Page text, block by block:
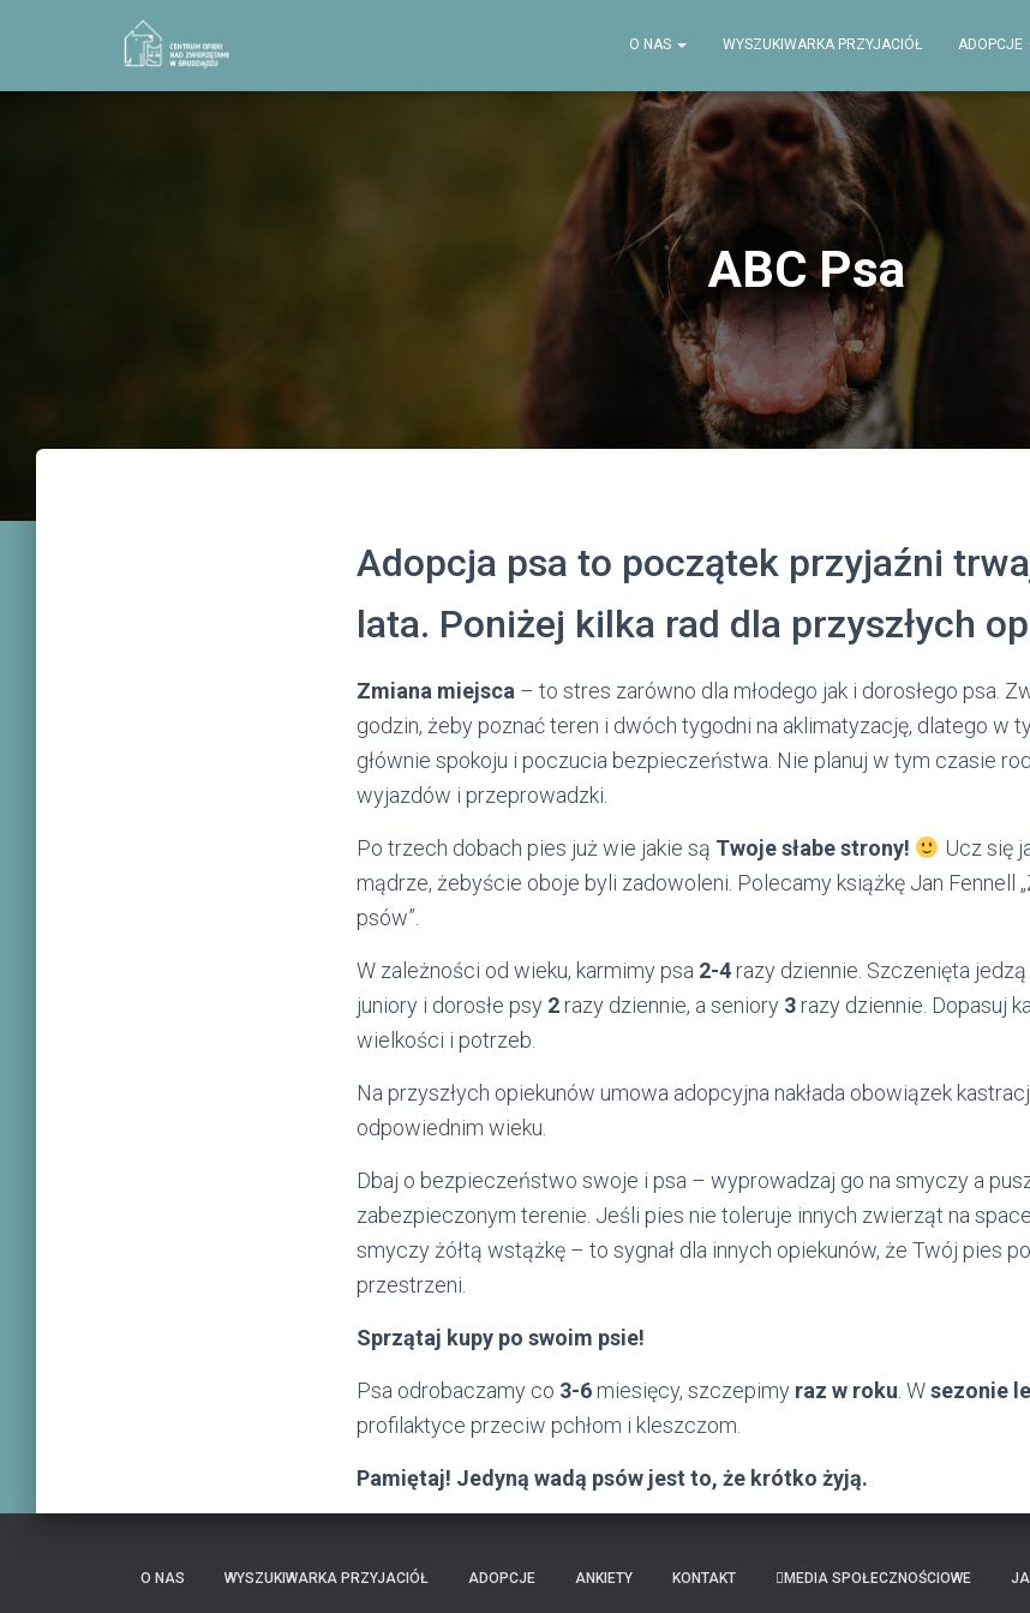
O NAS WYSZUKIWARKA PRZYJACIÓŁ ADOPCJE
ABC Psa
Adopcja psa to początek przyjaźni
lata. Poniżej kilka rad dla przyszłych
Zmiana miejsca – to stres zarówno dla młodego jak i dorosłego psa.
godzin, żeby poznać teren i dwóch tygodni na aklimatyzację, dlatego w
głównie spokoju i poczucia bezpieczeństwa. Nie planuj w tym czasie
wyjazdów i przeprowadzki.
Po trzech dobach pies już wie jakie są Twoje słabe strony!
Ucz się
mądrze, żebyście oboje byli zadowoleni. Polecamy książkę Jan Fennell
psów”.
W zależności od wieku, karmimy psa 2-4 razy dziennie. Szczenięta jedzą
juniory i dorosłe psy 2 razy dziennie, a seniory 3 razy dziennie. Dopasuj
wielkości i potrzeb.
Na przyszłych opiekunów umowa adopcyjna nakłada obowiązek
odpowiednim wieku.
Dbaj o bezpieczeństwo swoje i psa – wyprowadzaj go na smyczy a
zabezpieczonym terenie. Jeśli pies nie toleruje innych zwierząt na
smyczy żółtą wstążkę – to sygnał dla innych opiekunów, że Twój pies
przestrzeni.
Sprzątaj kupy po swoim psie!
Psa odrobaczamy co 3-6 miesięcy, szczepimy raz w roku . Wsezonie
profilaktyce przeciw pchłom i kleszczom.
Pamiętaj! Jedyną wadą psów jest to, że krótko żyją.
O NAS WYSZUKIWARKA PRZYJACIÓŁ ADOPCJE ANKIETY KONTAKT MEDIA SPOŁECZNOŚCIOWE